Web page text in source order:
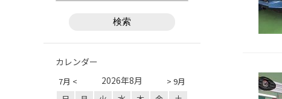
カレンダー
7月 < > 9月
2026年8月